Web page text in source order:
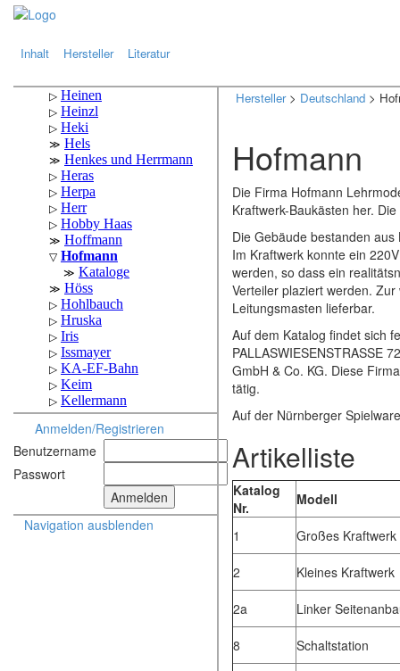
Inhalt Hersteller Literatur
Anmelden/Registrieren
Benutzername
Passwort
Navigation ausblenden
Hersteller> Deutschland >
Hofmann
Die Firma Hofmann
Kraftwerk-Baukästen her.
Die Gebäude bestanden
Im Kraftwerk konnte ein
werden, so dass ein
Verteiler plaziert werden.
Leitungsmasten lieferbar.
Auf dem Katalog findet sich
PALLASWIESENSTRASSE
GmbH & Co. KG. Diese
tätig.
Auf der Nürnberger
Artikelliste
Katalog
Nr.
Modell
1 Großes Kraftwerk
2 Kleines Kraftwerk
2a Linker
8 Schaltstation